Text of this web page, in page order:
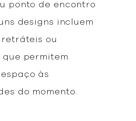
ponto de encontro
designs incluem
retráteis ou
que permitem
às
do momento.